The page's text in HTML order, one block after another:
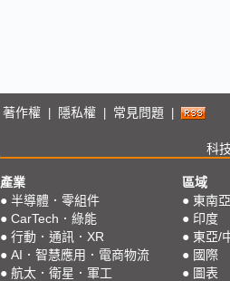
著作權 隱私權 常見問題
科
產業
● 半導體．零組件
● CarTech．綠能
● 行動．通訊．XR
● AI．智慧應用．電商物流
● 航太．衛星．軍工
區域
● 東南亞
● 印度
● 東亞/
● 國際
● 圖表